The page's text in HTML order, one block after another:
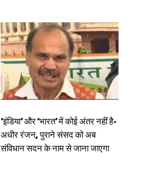
‘इंडिया’ और ‘भारत’ में कोई अंतर नहीं है-
अधीर रंजन, पुराने संसद को अब
संविधान सदन के नाम से जाना जाएगा